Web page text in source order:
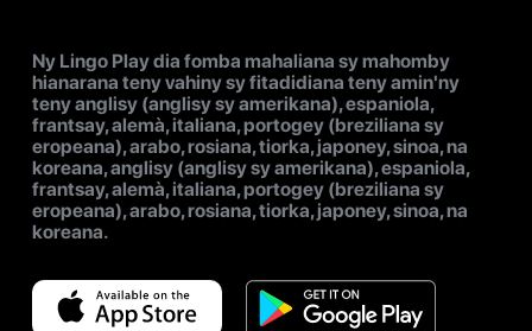
Ny Lingo Play dia fomba mahaliana sy mahomby
hianarana teny vahiny sy fitadidiana teny amin'ny
teny anglisy (anglisy sy amerikana), espaniola,
frantsay, alemà, italiana, portogey (breziliana sy
eropeana), arabo, rosiana, tiorka, japoney, sinoa, na
koreana, anglisy (anglisy sy amerikana), espaniola,
frantsay, alemà, italiana, portogey (breziliana sy
eropeana), arabo, rosiana, tiorka, japoney, sinoa, na
koreana.